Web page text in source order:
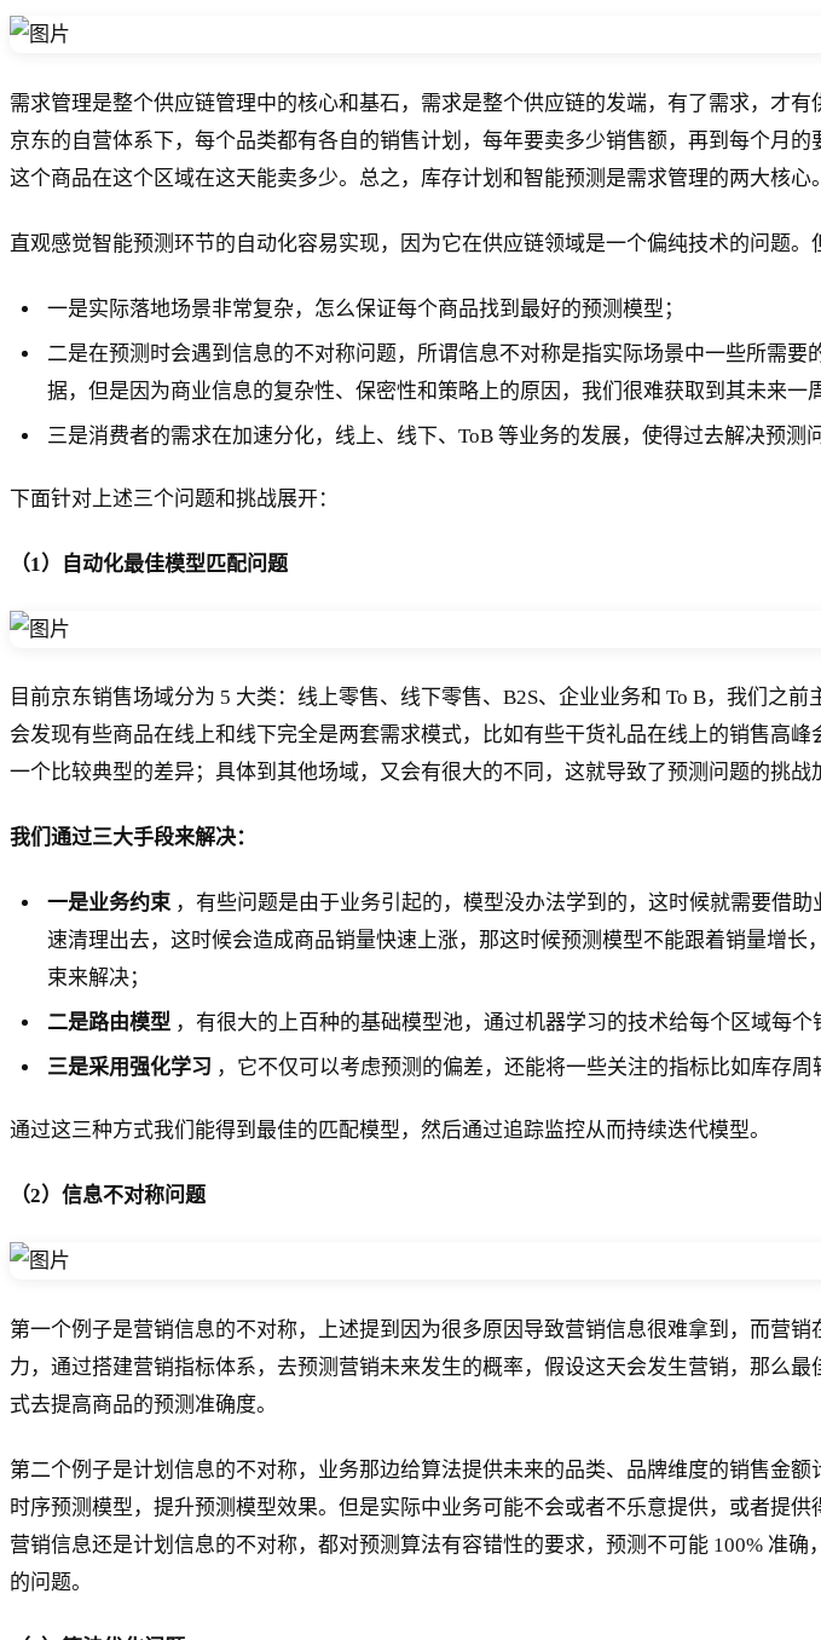
需求管理是整个供应链管理中的核心和基石，需求是整个供应链的发端，有了需求，才
京东的自营体系下，每个品类都有各自的销售计划，每年要卖多少销售额，再到每个月
这个商品在这个区域在这天能卖多少。总之，库存计划和智能预测是需求管理的两大核心。
直观感觉智能预测环节的自动化容易实现，因为它在供应链领域是一个偏纯技术的问题
一是实际落地场景非常复杂，怎么保证每个商品找到最好的预测模型；
二是在预测时会遇到信息的不对称问题，所谓信息不对称是指实际场景中一些所需
据，但是因为商业信息的复杂性、保密性和策略上的原因，我们很难获取到其未来一
三是消费者的需求在加速分化，线上、线下、ToB 等业务的发展，使得过去解决预
下面针对上述三个问题和挑战展开：
（1）自动化最佳模型匹配问题
目前京东销售场域分为 5 大类：线上零售、线下零售、B2S、企业业务和 To B，我们之
会发现有些商品在线上和线下完全是两套需求模式，比如有些干货礼品在线上的销售高
一个比较典型的差异；具体到其他场域，又会有很大的不同，这就导致了预测问题的挑
我们通过三大手段来解决：
一是业务约束，有些问题是由于业务引起的，模型没办法学到的，这时候就需要借
速清理出去，这时候会造成商品销量快速上涨，那这时候预测模型不能跟着销量增
束来解决；
二是路由模型 ，有很大的上百种的基础模型池，通过机器学习的技术给每个区域每个
三是采用强化学习 ，它不仅可以考虑预测的偏差，还能将一些关注的指标比如库存
通过这三种方式我们能得到最佳的匹配模型，然后通过追踪监控从而持续迭代模型。
（2）信息不对称问题
第一个例子是营销信息的不对称，上述提到因为很多原因导致营销信息很难拿到，而营
力，通过搭建营销指标体系，去预测营销未来发生的概率，假设这天会发生营销，那么
式去提高商品的预测准确度。
第二个例子是计划信息的不对称，业务那边给算法提供未来的品类、品牌维度的销售金
时序预测模型，提升预测模型效果。但是实际中业务可能不会或者不乐意提供，或者提
营销信息还是计划信息的不对称，都对预测算法有容错性的要求，预测不可能 100% 准
的问题。